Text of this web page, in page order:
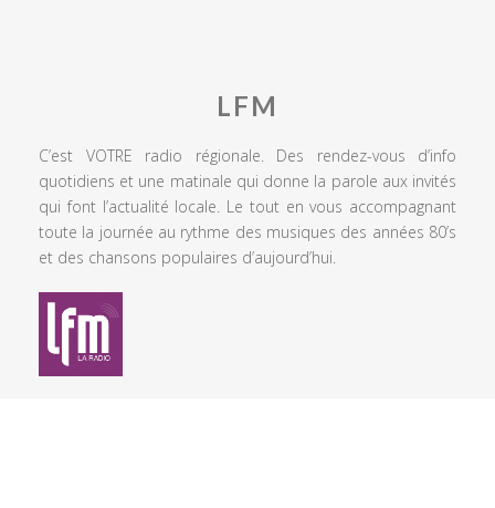
LFM
C’est VOTRE radio régionale. Des rendez-vous d’info
quotidiens et une matinale qui donne la parole aux invités
qui font l’actualité locale. Le tout en vous accompagnant
toute la journée au rythme des musiques des années 80’s
et des chansons populaires d’aujourd’hui.